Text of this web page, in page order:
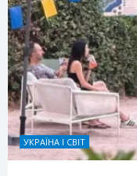
УКРАЇНА І СВІТ